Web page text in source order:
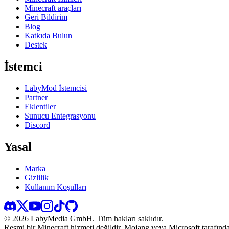
Minecraft araçları
Geri Bildirim
Blog
Katkıda Bulun
Destek
İstemci
LabyMod İstemcisi
Partner
Eklentiler
Sunucu Entegrasyonu
Discord
Yasal
Marka
Gizlilik
Kullanım Koşulları
© 2026 LabyMedia GmbH. Tüm hakları saklıdır.